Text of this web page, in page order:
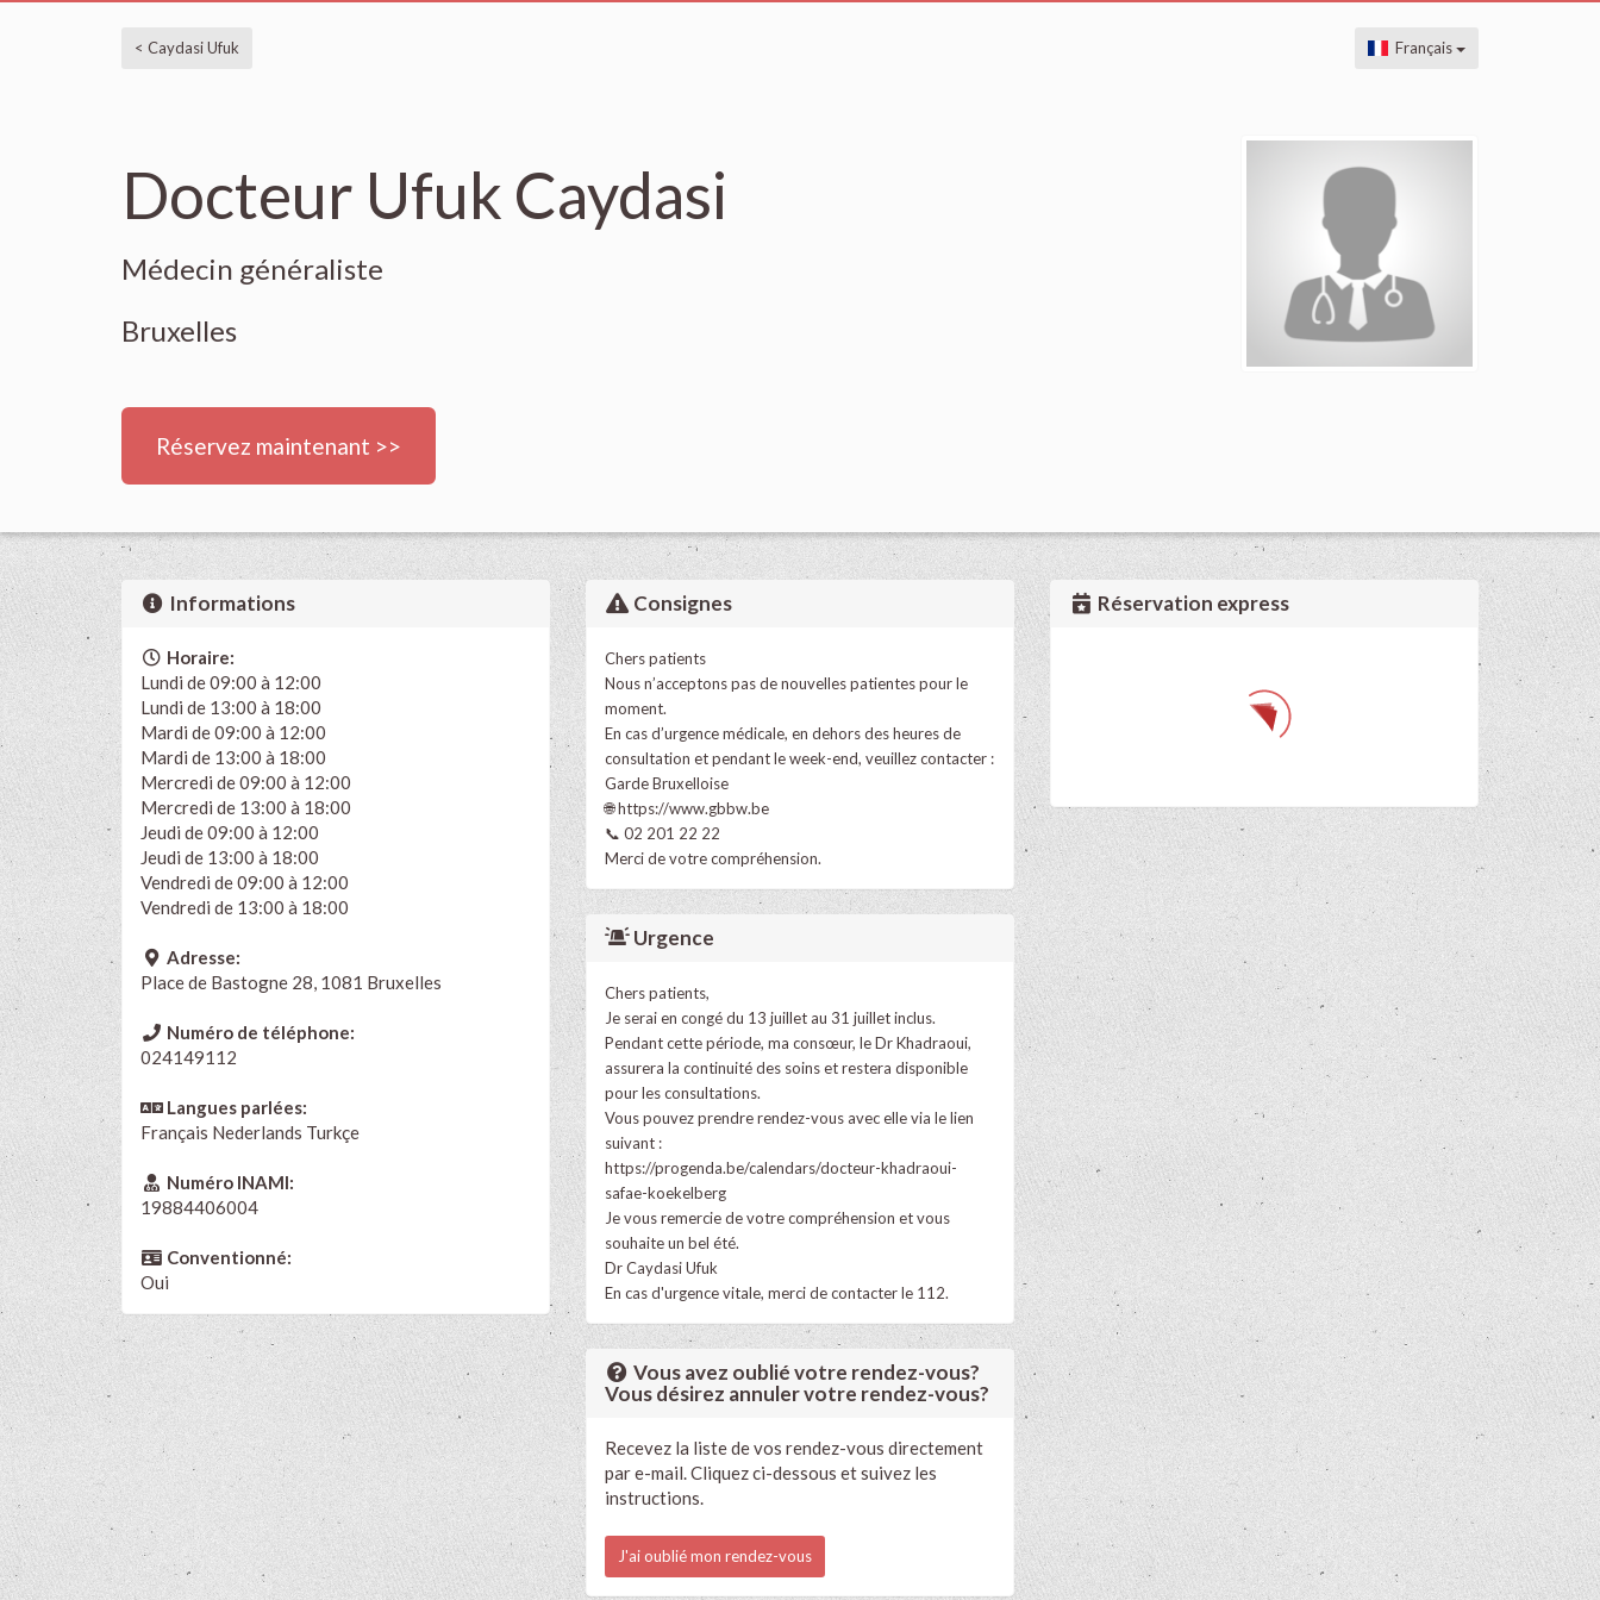
< Caydasi Ufuk Français
Docteur Ufuk Caydasi
Médecin généraliste
Bruxelles
Réservez maintenant >>
Informations
Horaire:
Lundi de 09:00 à 12:00
Lundi de 13:00 à 18:00
Mardi de 09:00 à 12:00
Mardi de 13:00 à 18:00
Mercredi de 09:00 à 12:00
Mercredi de 13:00 à 18:00
Jeudi de 09:00 à 12:00
Jeudi de 13:00 à 18:00
Vendredi de 09:00 à 12:00
Vendredi de 13:00 à 18:00
Adresse:
Place de Bastogne 28, 1081 Bruxelles
Numéro de téléphone:
024149112
Langues parlées:
Français Nederlands Turkçe
Numéro INAMI:
19884406004
Conventionné:
Oui
Consignes
Chers patients
Nous n’acceptons pas de nouvelles patientes pour le
moment.
En cas d’urgence médicale, en dehors des heures de
consultation et pendant le week-end, veuillez contacter :
Garde Bruxelloise
🌐https://www.gbbw.be
📞 02 201 22 22
Merci de votre compréhension.
Urgence
Chers patients,
Je serai en congé du 13 juillet au 31 juillet inclus.
Pendant cette période, ma consœur, le Dr Khadraoui,
assurera la continuité des soins et restera disponible
pour les consultations.
Vous pouvez prendre rendez-vous avec elle via le lien
suivant :
https://progenda.be/calendars/docteur-khadraoui-
safae-koekelberg
Je vous remercie de votre compréhension et vous
souhaite un bel été.
Dr Caydasi Ufuk
En cas d'urgence vitale, merci de contacter le 112.
Vous avez oublié votre rendez-vous?
Vous désirez annuler votre rendez-vous?
Recevez la liste de vos rendez-vous directement
par e-mail. Cliquez ci-dessous et suivez les
instructions.
J'ai oublié mon rendez-vous
Réservation express